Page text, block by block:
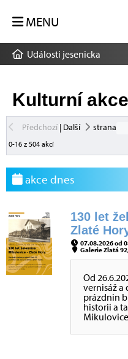
MENU
Události jesenicka
Kulturní
Předchozí| Další strana
0-16 z 504 akcí
akce dnes
130 let
Zlaté
07.08.2026 od
Galerie Zlatá
Od
vernisáž a
prázdnin
historii a